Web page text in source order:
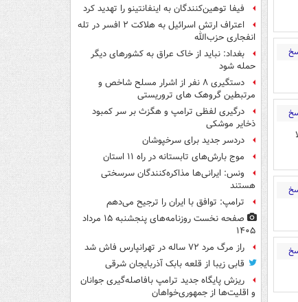
فیفا توهین‌کنندگان به اینفانتینو را تهدید کرد
اعتراف ارتش اسرائیل به هلاکت ۲ افسر در تله
انفجاری حزب‌الله
بغداد: نباید از خاک عراق به کشورهای دیگر
حمله شود
دستگیری ۸ نفر از اشرار مسلح شاخص و
مرتبطین گروهک های تروریستی
درگیری لفظی ترامپ و هگزث بر سر کمبود
ذخایر موشکی
دردسر جدید برای سرخپوشان
موج بارش‌های تابستانه در راه ۱۱ استان
ونس: ایرانی‌ها مذاکره‌کنندگان سرسختی
هستند
ترامپ: توافق با ایران را ترجیح می‌دهم
صفحه نخست روزنامه‌های پنجشنبه ۱۵ مرداد
۱۴۰۵
راز مرگ مرد ۷۲ ساله در تهرانپارس فاش شد
قابی زیبا از قلعه بابک آذربایجان شرقی
ریزش پایگاه جدید ترامپ بافاصله‌گیری جوانان
و اقلیت‌ها از جمهوری‌خواهان